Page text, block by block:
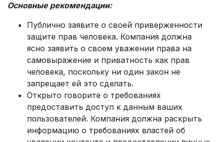
Основные рекомендации:
Публично заявите о своей приверженности
защите прав человека. Компания должна
ясно заявить о своем уважении права на
самовыражение и приватность как прав
человека, поскольку ни один закон не
запрещает ей это сделать.
Открыто говорите о требованиях
предоставить доступ к данным ваших
пользователей. Компания должна раскрыть
информацию о требованиях властей об